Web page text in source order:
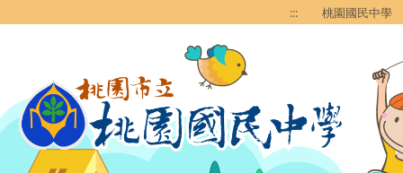
::: 桃園國民中學